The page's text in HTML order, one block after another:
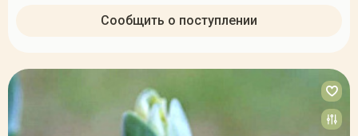
Сообщить о поступлении